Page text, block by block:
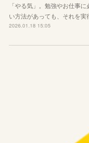
「やる気」。勉強やお仕事
い方法があっても、それを実
2026.01.18 15:05